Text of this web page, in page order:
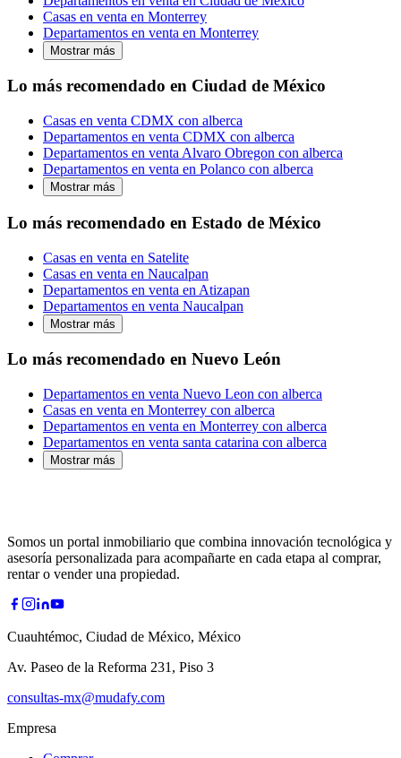
Casas en venta en Monterrey
Departamentos en venta en Monterrey
Mostrar más
Lo más recomendado en Ciudad de México
Casas en venta CDMX con alberca
Departamentos en venta CDMX con alberca
Departamentos en venta Alvaro Obregon con alberca
Departamentos en venta en Polanco con alberca
Mostrar más
Lo más recomendado en Estado de México
Casas en venta en Satelite
Casas en venta en Naucalpan
Departamentos en venta en Atizapan
Departamentos en venta Naucalpan
Mostrar más
Lo más recomendado en Nuevo León
Departamentos en venta Nuevo Leon con alberca
Casas en venta en Monterrey con alberca
Departamentos en venta en Monterrey con alberca
Departamentos en venta santa catarina con alberca
Mostrar más
Somos un portal inmobiliario que combina innovación tecnológica y
asesoría personalizada para acompañarte en cada etapa al comprar,
rentar o vender una propiedad.
Cuauhtémoc, Ciudad de México, México
Av. Paseo de la Reforma 231, Piso 3
consultas-mx@mudafy.com
Empresa